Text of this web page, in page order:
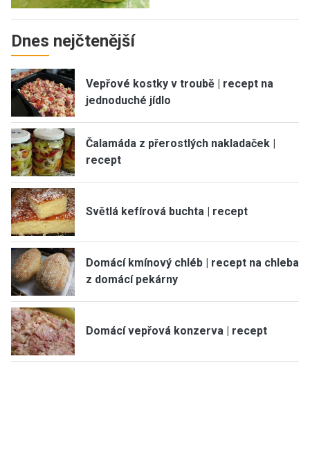
Dnes nejčtenější
Vepřové kostky v troubě | recept na
jednoduché jídlo
Čalamáda z přerostlých nakladaček |
recept
Světlá kefírová buchta | recept
Domácí kmínový chléb | recept na chleba
z domácí pekárny
Domácí vepřová konzerva | recept